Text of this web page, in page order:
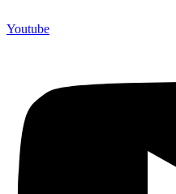
Youtube